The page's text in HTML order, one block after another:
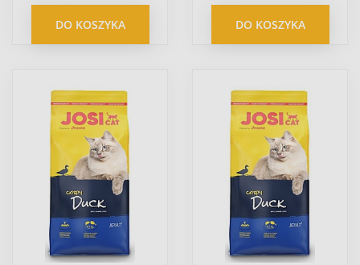
DO KOSZYKA DO KOSZYKA